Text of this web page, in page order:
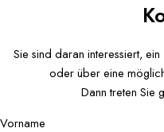
Sie sind daran interessiert,
oder über eine
Dann treten Sie
Vorname